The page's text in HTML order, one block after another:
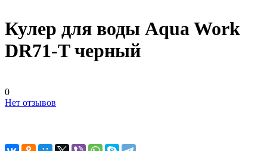
Кулер для воды Aqua Work
DR71-T черный
0
Нет отзывов